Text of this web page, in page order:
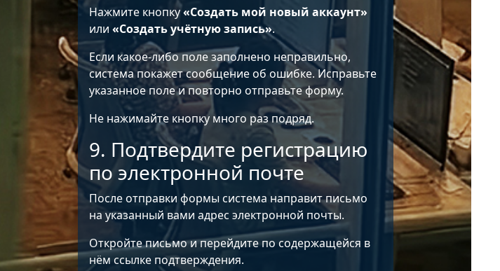
Нажмите кнопку«Создать мой новый аккаунт»
или «Создать учётную запись».
Если какое-либо поле заполнено неправильно,
система покажет сообщение об ошибке. Исправьте
указанное поле и повторно отправьте форму.
Не нажимайте кнопку много раз подряд.
9. Подтвердите регистрацию
по электронной почте
После отправки формы система направит письмо
на указанный вами адрес электронной почты.
Откройте письмо и перейдите по содержащейся в
нём ссылке подтверждения.